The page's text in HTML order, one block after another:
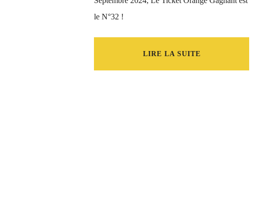
le N°32 !
LIRE LA SUITE